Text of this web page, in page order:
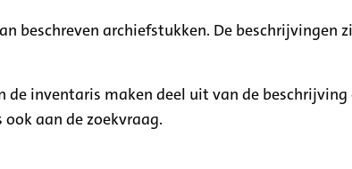
beschreven archiefstukken. De beschrijvingen
inventaris maken deel uit van de
aan de zoekvraag.